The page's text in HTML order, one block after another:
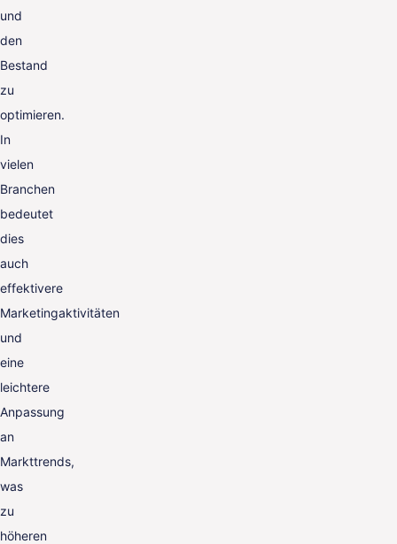
und
den
Bestand
zu
optimieren.
In
vielen
Branchen
bedeutet
dies
auch
effektivere
Marketingaktivitäten
und
eine
leichtere
Anpassung
an
Markttrends,
was
zu
höheren